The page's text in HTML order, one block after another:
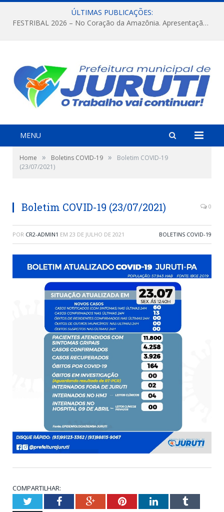
ÚLTIMAS PUBLICAÇÕES:
FESTRIBAL 2026 – No Coração da Amazônia. Apresentação da Munduruku.
MENU
Home » Boletins COVID-19 »
Boletim COVID-19
(23/07/2021)
Boletim COVID-19 (23/07/2021) 0
POR CR2-ADMIN1 EM 23 DE JULHO DE 2021 BOLETINS COVID-19
COMPARTILHAR:
TwitterFacebookGoogle+PinterestLinkedInTumblr